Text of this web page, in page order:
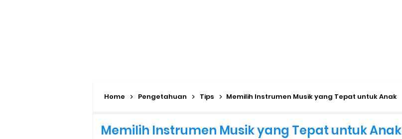
Musisi Gen Z dan Alpha: Komputer Sebagai Instrumen Musik Pertamanya
Home Pengetahuan Tips Memilih Instrumen Musik yang Tepat untuk Anak
Memilih Instrumen Musik yang Tepat untuk Anak